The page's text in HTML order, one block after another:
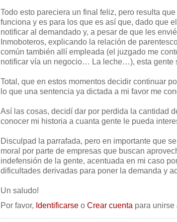
Todo esto pareciera un final feliz, pero resulta
funciona y es para los que es así que, dado que
notificar al demandado y, a pesar de que les
Inmoboteros, explicando la relación de
común también allí empleada (el juzgado me
notificar vía un negocio… La leche…), esta gente
Total, que en estos momentos decidir continuar
lo que una sentencia ya dictada a mi favor me
Así las cosas, decidí dar por perdida la cantidad
conocer mi historia a cuanta gente le pueda
Disculpad la parrafada, pero en importante que
moral por parte de empresas que buscan
indefensión de la gente, acentuada en mi caso
dificultades derivadas para poner la demanda y
Un saludo!
Por favor, Identificarse o Crear cuenta para unirse